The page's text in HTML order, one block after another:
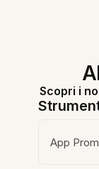
Scopri i
App